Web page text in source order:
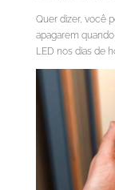
Quer dizer, você
apagarem
LED nos dias de